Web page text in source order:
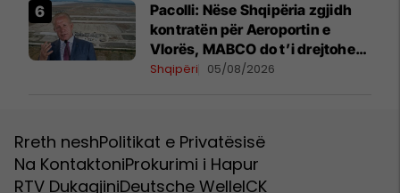
Pacolli: Nëse Shqipëria zgjidh
kontratën për Aeroportin e
Vlorës, MABCO do t’i drejtohet
arbitrazhit ndërkombëtar
Shqipëri 05/08/2026
Rreth neshPolitikat e Privatësisë
Na KontaktoniProkurimi i Hapur
RTV DukagjiniDeutsche WelleICK